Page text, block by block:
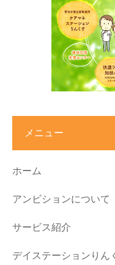
メニュー
ホーム
アンビションについて
サービス紹介
デイステーションりん